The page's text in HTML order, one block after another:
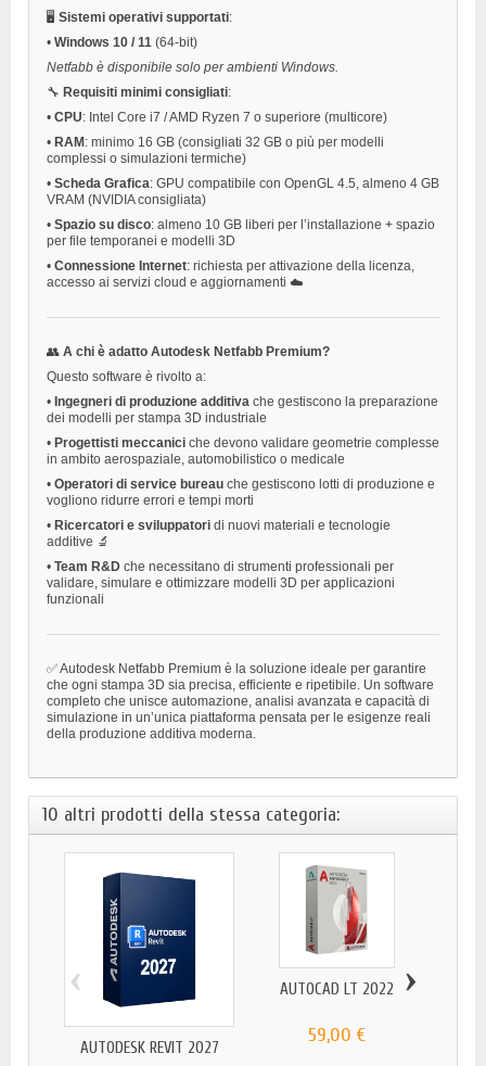
🖥️ Sistemi operativi supportati:
• Windows 10 / 11 (64-bit)
Netfabb è disponibile solo per ambienti Windows.
🔧 Requisiti minimi consigliati:
• CPU: Intel Core i7 / AMD Ryzen 7 o superiore (multicore)
• RAM: minimo 16 GB (consigliati 32 GB o più per modelli
complessi o simulazioni termiche)
• Scheda Grafica: GPU compatibile con OpenGL 4.5, almeno 4 GB
VRAM (NVIDIA consigliata)
• Spazio su disco: almeno 10 GB liberi per l’installazione + spazio
per file temporanei e modelli 3D
• Connessione Internet: richiesta per attivazione della licenza,
accesso ai servizi cloud e aggiornamenti ☁️
👥 A chi è adatto Autodesk Netfabb Premium?
Questo software è rivolto a:
• Ingegneri di produzione additiva che gestiscono la preparazione
dei modelli per stampa 3D industriale
• Progettisti meccanici che devono validare geometrie complesse
in ambito aerospaziale, automobilistico o medicale
• Operatori di service bureau che gestiscono lotti di produzione e
vogliono ridurre errori e tempi morti
• Ricercatori e sviluppatori di nuovi materiali e tecnologie
additive 🔬
• Team R&D che necessitano di strumenti professionali per
validare, simulare e ottimizzare modelli 3D per applicazioni
funzionali
✅ Autodesk Netfabb Premium è la soluzione ideale per garantire
che ogni stampa 3D sia precisa, efficiente e ripetibile. Un software
completo che unisce automazione, analisi avanzata e capacità di
simulazione in un’unica piattaforma pensata per le esigenze reali
della produzione additiva moderna.
10 altri prodotti della stessa categoria:
AUTODESK REVIT 2027
AUTOCAD LT 2022
59,00 €
‹ ›